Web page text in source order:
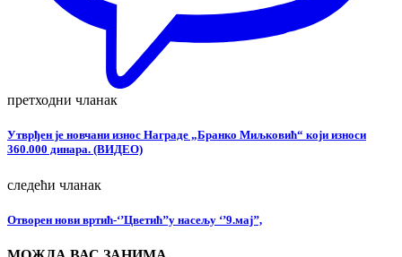
претходни чланак
Утврђен је новчани износ Награде „Бранко Миљковић“ који износи
360.000 динара. (ВИДЕО)
следећи чланак
Отворен нови вртић-‘’Цветић’’у насељу ‘’9.мај’’,